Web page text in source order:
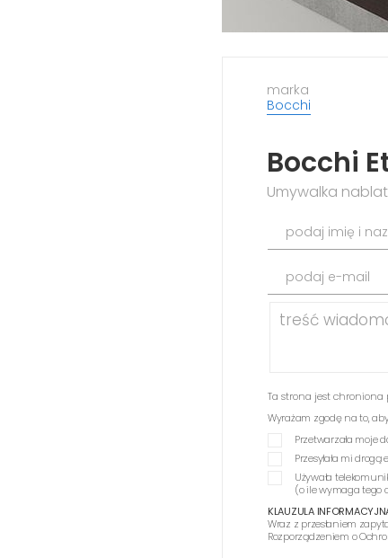
marka
Bocchi
Bocchi
Umywalka
podaj imię i
podaj e-mail
Ta strona jest chroniona
Wyrażam zgodę na to, aby
Przetwarzała moje
Przesyłała mi
Używała
(o ile wymaga tego
KLAUZULA
Wraz z przesłaniem
Rozporządzeniem o